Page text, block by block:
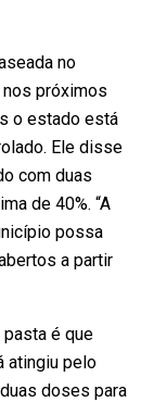
no
próximos
o estado está
Ele disse
com duas
de 40%. “A
possa
a partir
é que
atingiu pelo
doses para